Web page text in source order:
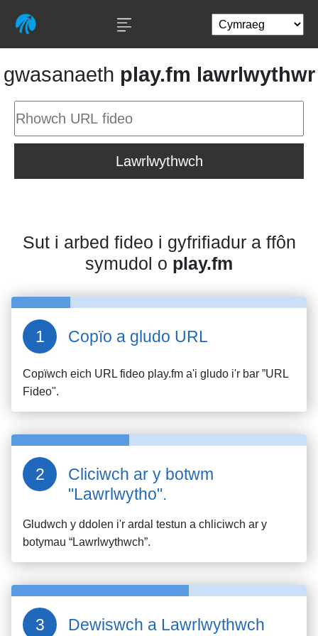
gwasanaeth play.fm lawrlwythwr
Lawrlwythwch
Sut i arbed fideo i gyfrifiadur a ffôn
symudol o play.fm
Copïo a gludo URL
Copïwch eich URL fideo play.fm a'i gludo i'r bar ”URL
Fideo".
Cliciwch ar y botwm
"Lawrlwytho".
Gludwch y ddolen i'r ardal testun a chliciwch ar y
botymau “Lawrlwythwch”.
Dewiswch a Lawrlwythwch